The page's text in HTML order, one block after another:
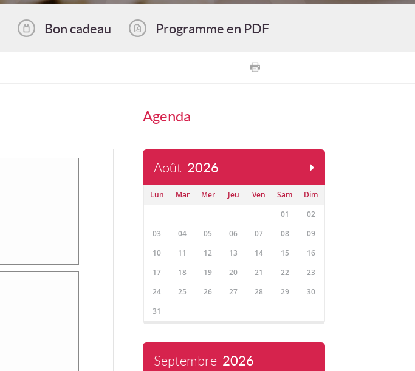
Bon cadeau Programme en PDF
Agenda
Août 2026
Lun Mar Mer Jeu Ven Sam
Dim
01
02
03
04 05 06 07 08
09
10
11 12 13 14 15
16
17
18 19 20 21 22
23
24
25 26 27 28 29
30
31
Septembre 2026